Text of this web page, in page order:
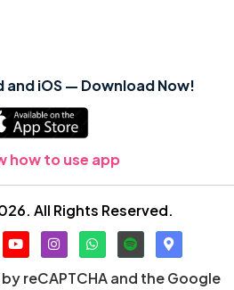
and iOS — Download Now!
how to use app
All Rights Reserved.
reCAPTCHA and the Google